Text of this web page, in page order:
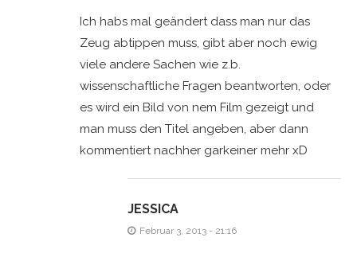
Ich habs mal geändert dass man nur das
Zeug abtippen muss, gibt aber noch ewig
viele andere Sachen wie z.b.
wissenschaftliche Fragen beantworten, oder
es wird ein Bild von nem Film gezeigt und
man muss den Titel angeben, aber dann
kommentiert nachher garkeiner mehr xD
JESSICA
Februar 3, 2013 - 21:16